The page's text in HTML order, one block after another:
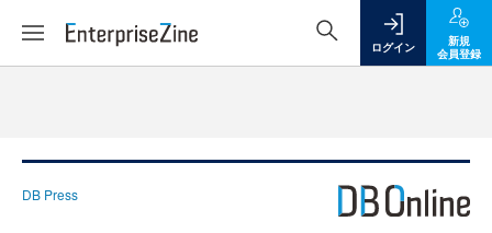
ログイン
新規
会員登録
DB Press